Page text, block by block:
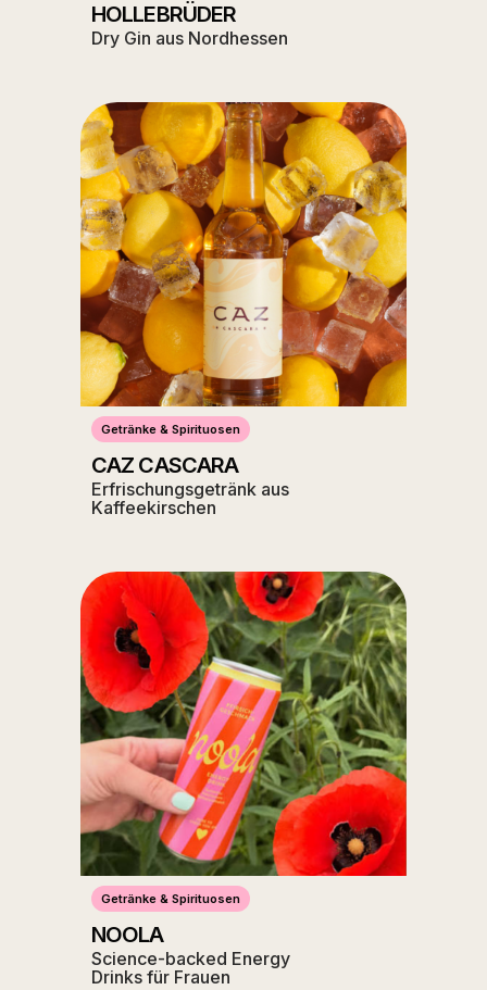
HOLLEBRÜDER
Dry Gin aus Nordhessen
Getränke & Spirituosen
CAZ CASCARA
Erfrischungsgetränk aus
Kaffeekirschen
Getränke & Spirituosen
NOOLA
Science-backed Energy
Drinks für Frauen